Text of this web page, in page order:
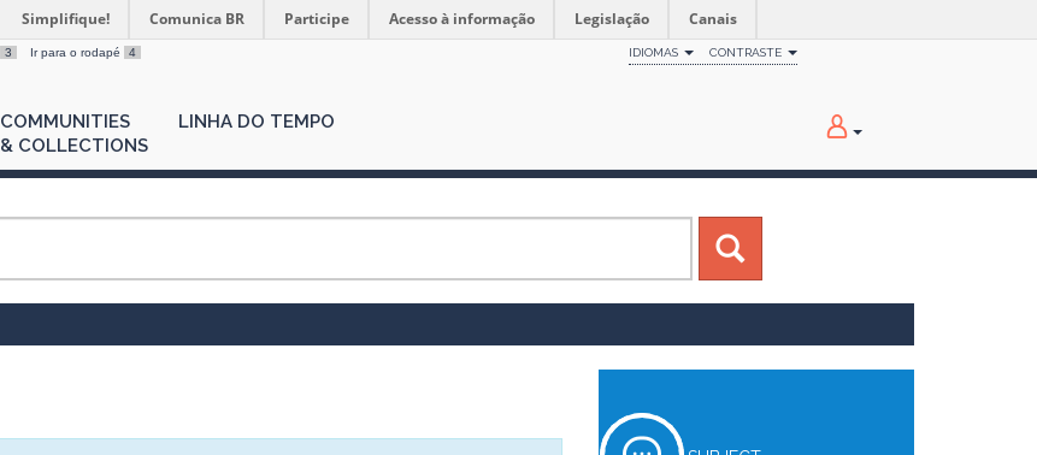
Simplifique! Comunica BR Participe Acesso à informação Legislação Canais
3 Ir para o rodapé 4 IDIOMAS CONTRASTE
COMMUNITIES
& COLLECTIONS
LINHA DO TEMPO